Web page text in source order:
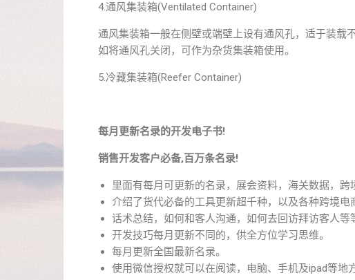
4.通风集装箱(Ventilated Container)
通风集装箱一般在侧壁或端壁上设有通风孔，适于装载
如将通风孔关闭，可作为杂货集装箱使用。
5.冷藏集装箱(Reefer Container)
每月更新名录的开发电子书!
销售开发客户必备,百万条名录!
里面有每月可更新的名录，展会资料，海关数据，跨
介绍了货代必备的工具更新超千种，以及各种跨境电
话术总结，如何和客人沟通，如何去回访拜访客人等
开发技巧每月更新不同的，供全方位学习思维。
每月更新全国最新名录。
使用微信授权就可以在阅读，电脑、手机及ipad等地